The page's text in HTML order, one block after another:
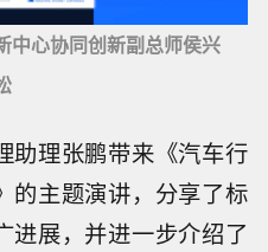
中心协同创新副总师侯兴
助理张鹏带来《汽车行
的主题演讲，分享了标
进展，并进一步介绍了